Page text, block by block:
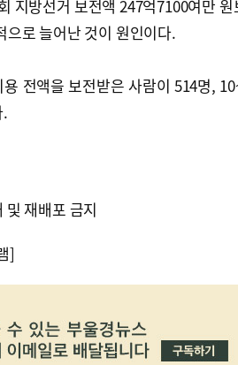
지방선거 보전액 247억7100여만 원
로 늘어난 것이 원인이다.
전액을 보전받은 사람이 514명,
.
재배포 금지
]